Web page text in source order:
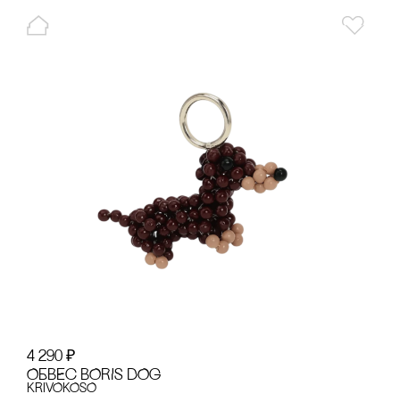
4 290 ₽
ОБВЕс BORIS DOG
KRiVOKOSO